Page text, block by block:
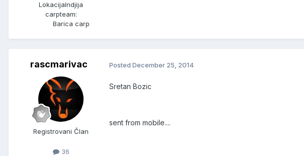
LokacijaIndjija
carpteam:
Barica carp
rascmarivac
Registrovani Član
36
Posted December 25, 2014
Sretan Bozic
sent from mobile....